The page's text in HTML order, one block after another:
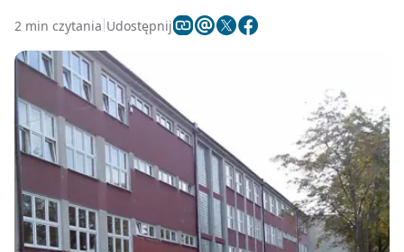
2 min czytania Udostępnij